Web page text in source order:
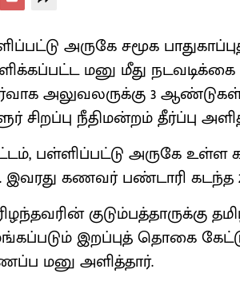
அருகே சமூக
மனு மீது
அலுவலருக்கு 3
சிறப்பு நீதிமன்றம் தீர்ப்பு
பள்ளிப்பட்டு அருகே உள்ள
கணவர் பண்டாரி கடந்த
குடும்பத்தாருக்கு
இறப்புத் தொகை
மனு அளித்தார்.